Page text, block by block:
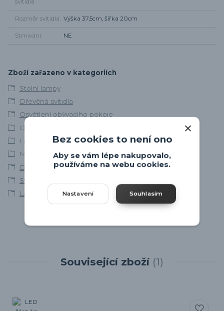
svítidla
Rozměr svítidla Výška 37,5cm, šířka 20cm
Stmívání NE
Zboží zařazeno v kategoriích
Stolní lampy
Dřevěná svítidla
Osvětlení obývacího pokoje
Osvětlení ložnice
Lamkur
Moderní stolní lampy
Dřevěné stolní lampičky
Stolní lampy do obýváku
Lampičky na noční stolek
Související zboží 1
Bez cookies to není ono
Aby se vám lépe nakupovalo,
používáme na webu cookies.
Nastavení Souhlasím